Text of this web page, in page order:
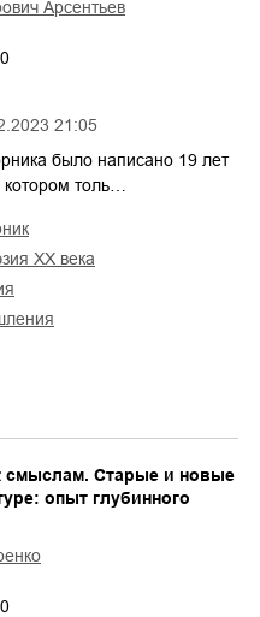
21:05
Арсентьев
было написано 19 лет
толь…
XX века
смыслам. Старые и новые
опыт глубинного